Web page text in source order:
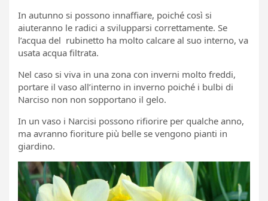
In autunno si possono innaffiare, poiché così si
aiuteranno le radici a svilupparsi correttamente. Se
l’acqua del rubinetto ha molto calcare al suo interno, va
usata acqua filtrata.
Nel caso si viva in ​​una zona con inverni molto freddi,
portare il vaso all’interno in inverno poiché i bulbi di
Narciso non non sopportano il gelo.
In un vaso i Narcisi possono rifiorire per qualche anno,
ma avranno fioriture più belle se vengono pianti in
giardino.